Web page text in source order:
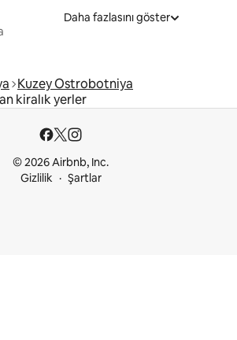
Daha fazlasını göster
Kuzey Ostrobotniya
kiralık yerler
© 2026 Airbnb, Inc.
Gizlilik
Şartlar